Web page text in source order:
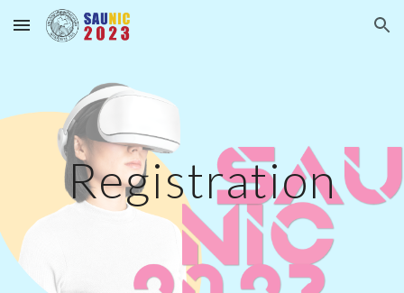
Skip to main content Skip to navigation
Registration